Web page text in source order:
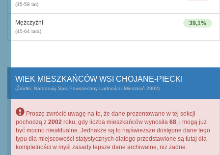
(45-59 lat)
39,1%
Mężczyźni
(45-64 lata)
WIEK MIESZKAŃCÓW WSI CHOJANE-PIECKI
(Źródło: Narodowy Spis Powszechny Ludności i Mieszkań 2002)
Proszę zwrócić uwagę na to, że dane prezentowane w tej sekcji
pochodzą z 2002 roku, gdy liczba mieszkańców wynosiła 68, i mogą już
być mocno nieaktualne. Jednakże są to najświeższe dostępne dane tego
typu dla miejscowości statystycznych dlatego przedstawione są tutaj dla
kompletności w myśl zasady lepsze dane archiwalne, niż żadne.